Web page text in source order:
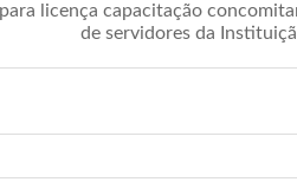
licença capacitação
de servidores da